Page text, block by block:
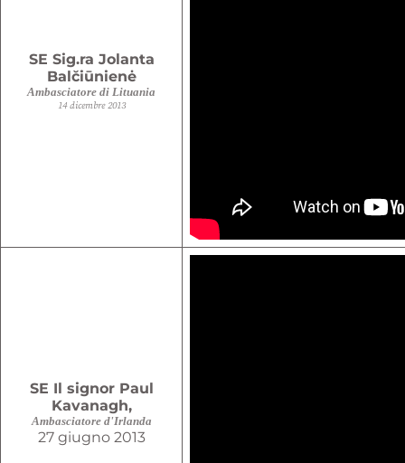
SE Sig.ra Jolanta
Balčiūnienė
Ambasciatore di Lituania
14 dicembre 2013
SE Il signor Paul
Kavanagh,
Ambasciatore d'Irlanda
27 giugno 2013